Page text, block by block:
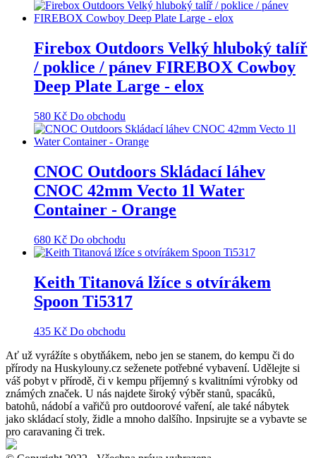
Firebox Outdoors Velký hluboký talíř
/ poklice / pánev FIREBOX Cowboy
Deep Plate Large - elox
580 Kč Do obchodu
CNOC Outdoors Skládací láhev
CNOC 42mm Vecto 1l Water
Container - Orange
680 Kč Do obchodu
Keith Titanová lžíce s otvírákem
Spoon Ti5317
435 Kč Do obchodu
Ať už vyrážíte s obytňákem, nebo jen se stanem, do kempu či do
přírody na Huskylouny.cz seženete potřebné vybavení. Udělejte si
váš pobyt v přírodě, či v kempu příjemný s kvalitními výrobky od
známých značek. U nás najdete široký výběr stanů, spacáků,
batohů, nádobí a vařičů pro outdoorové vaření, ale také nábytek
jako skládací stoly, židle a mnoho dalšího. Inpsirujte se a vybavte se
pro caravaning či trek.